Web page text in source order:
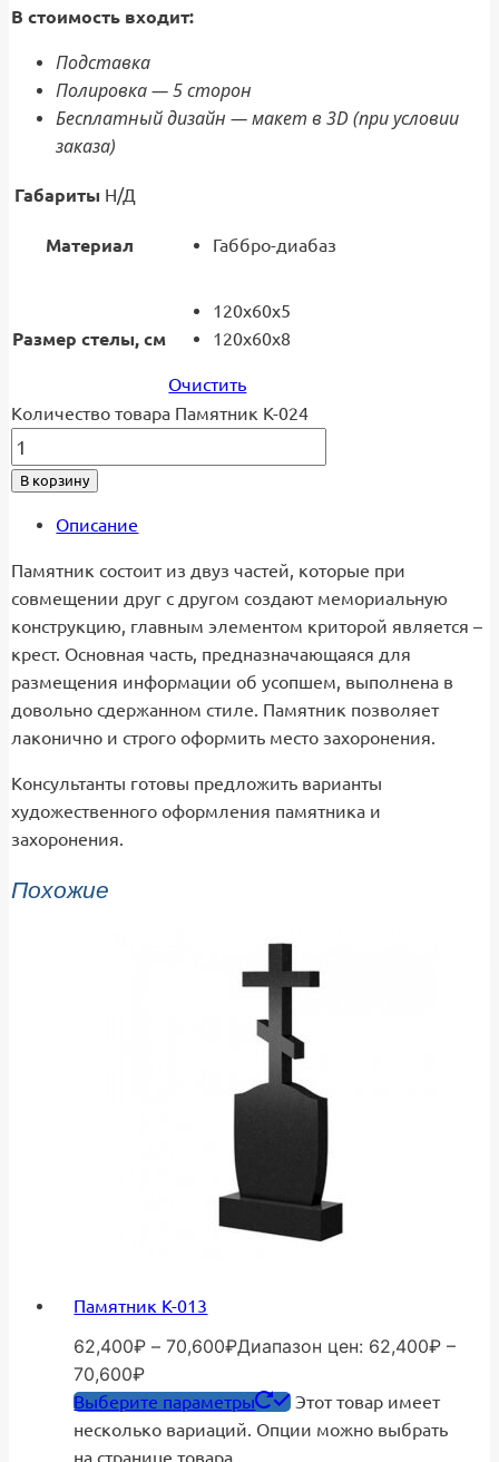
В стоимость входит:
Подставка
Полировка — 5 сторон
Бесплатный дизайн — макет в 3D (при условии
заказа)
Габариты Н/Д
Материал Габбро-диабаз
Размер стелы, см
120x60x5
120x60x8
Очистить
Количество товара Памятник К-024
В корзину
Описание
Памятник состоит из двуз частей, которые при
совмещении друг с другом создают мемориальную
конструкцию, главным элементом криторой является –
крест. Основная часть, предназначающаяся для
размещения информации об усопшем, выполнена в
довольно сдержанном стиле. Памятник позволяет
лаконично и строго оформить место захоронения.
Консультанты готовы предложить варианты
художественного оформления памятника и
захоронения.
Похожие
Памятник К-013
62,400₽ – 70,600₽Диапазон цен: 62,400₽ –
70,600₽
Выберите параметры
Этот товар имеет
несколько вариаций. Опции можно выбрать
на странице товара.